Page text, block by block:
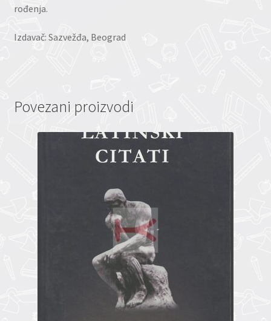
rođenja.
Izdavač: Sazvežđa, Beograd
Povezani proizvodi